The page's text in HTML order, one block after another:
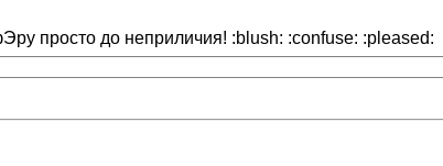
просто до неприличия! :blush: :confuse: :pleased: